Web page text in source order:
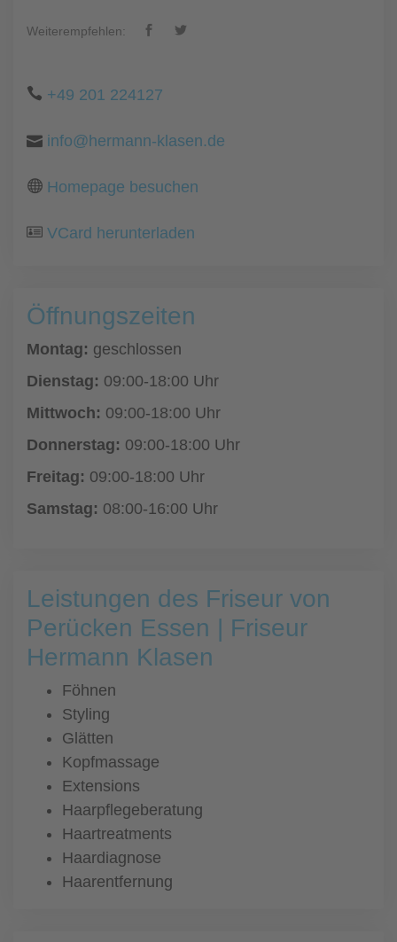
Weiterempfehlen:
+49 201 224127
info@hermann-klasen.de
Homepage besuchen
VCard herunterladen
Öffnungszeiten
Montag: geschlossen
Dienstag: 09:00-18:00 Uhr
Mittwoch: 09:00-18:00 Uhr
Donnerstag: 09:00-18:00 Uhr
Freitag: 09:00-18:00 Uhr
Samstag: 08:00-16:00 Uhr
Leistungen des Friseur von
Perücken Essen | Friseur
Hermann Klasen
Föhnen
Styling
Glätten
Kopfmassage
Extensions
Haarpflegeberatung
Haartreatments
Haardiagnose
Haarentfernung